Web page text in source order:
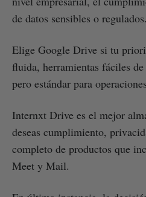
de datos sensibles o regulados.
Elige Google Drive si tu
fluida, herramientas fáciles
pero estándar para
Internxt Drive es el mejor
deseas cumplimiento,
completo de productos que
Meet y Mail.